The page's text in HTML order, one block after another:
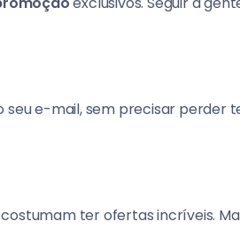
seu e-mail, sem precisar perder
ter ofertas incríveis.